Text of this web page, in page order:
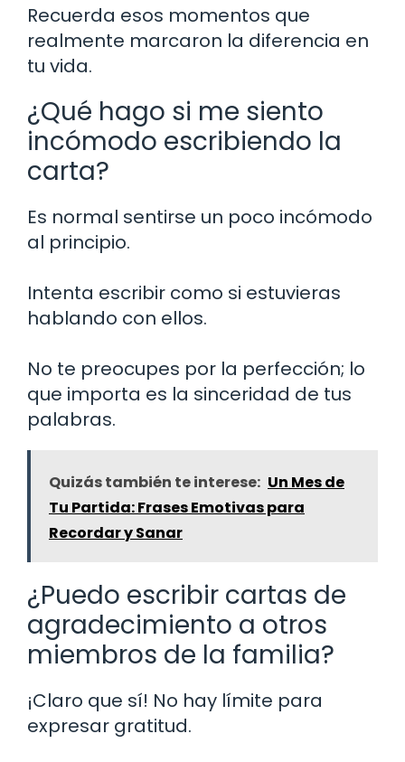
Recuerda esos momentos que
realmente marcaron la diferencia en
tu vida.
¿Qué hago si me siento
incómodo escribiendo la
carta?
Es normal sentirse un poco incómodo
al principio.
Intenta escribir como si estuvieras
hablando con ellos.
No te preocupes por la perfección; lo
que importa es la sinceridad de tus
palabras.
Quizás también te interese: Un Mes de
Tu Partida: Frases Emotivas para
Recordar y Sanar
¿Puedo escribir cartas de
agradecimiento a otros
miembros de la familia?
¡Claro que sí! No hay límite para
expresar gratitud.